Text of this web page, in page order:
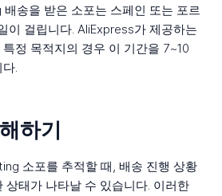
송을 받은 소포는 스페인 또는 포르
이 걸립니다. AliExpress가 제공하는
정 목적지의 경우 이 기간을 7~10
.
하기
소포를 추적할 때, 배송 진행 상황
상태가 나타날 수 있습니다. 이러한